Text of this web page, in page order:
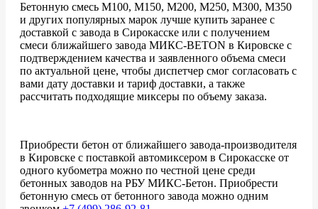
Бетонную смесь М100, М150, М200, М250, М300, М350
и других популярных марок лучше купить заранее с
доставкой с завода в Сирокасске или с получением
смеси ближайшего завода МИКС-BETON в Кировске с
подтверждением качества и заявленного объема смеси
по актуальной цене, чтобы диспетчер смог согласовать с
вами дату доставки и тариф доставки, а также
рассчитать подходящие миксеры по объему заказа.
Приобрести бетон от ближайшего завода-производителя
в Кировске с поставкой автомиксером в Сирокасске от
одного кубометра можно по честной цене среди
бетонных заводов на РБУ МИКС-Бетон. Приобрести
бетонную смесь от бетонного завода можно одним